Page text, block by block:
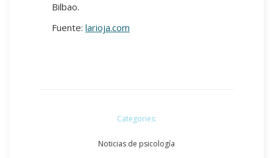
Bilbao.
Fuente: larioja.com
Categories:
Noticias de psicología